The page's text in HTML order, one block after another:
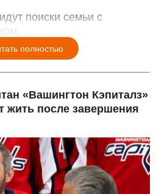
поиски семьи с
полностью
«Вашингтон Кэпиталз»
жить после завершения